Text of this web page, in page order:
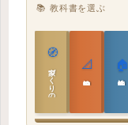
📚 教科書を選ぶ
🧭
家づくりの教科書 📐
実施設計の教科書
🏠
性能設計の教科書